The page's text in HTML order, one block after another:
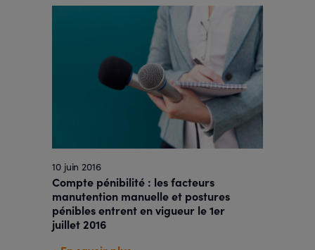
10 juin 2016
Compte pénibilité : les facteurs
manutention manuelle et postures
pénibles entrent en vigueur le 1er
juillet 2016